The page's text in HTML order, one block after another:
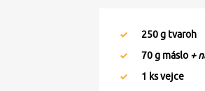
250g tvaroh
70g máslo +
1 ks vejce